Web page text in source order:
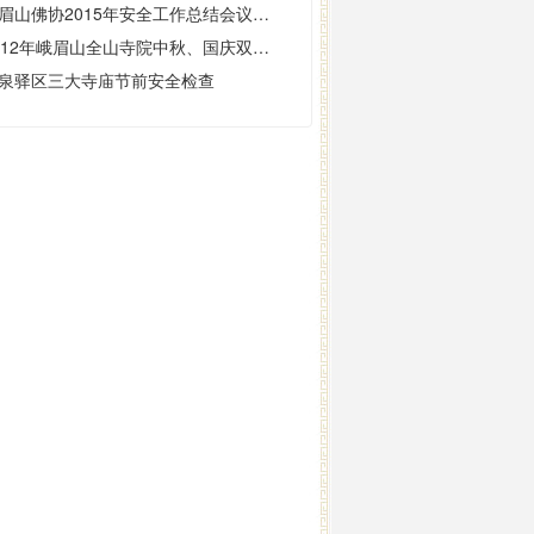
峨眉山佛协2015年安全工作总结会议在大佛禅院举行
2012年峨眉山全山寺院中秋、国庆双节前消防食品安全大检查
驿区三大寺庙节前安全检查